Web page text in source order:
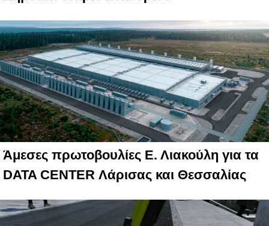
Άμεσες πρωτοβουλίες Ε. Λιακούλη για τα
DATA CENTER Λάρισας και Θεσσαλίας